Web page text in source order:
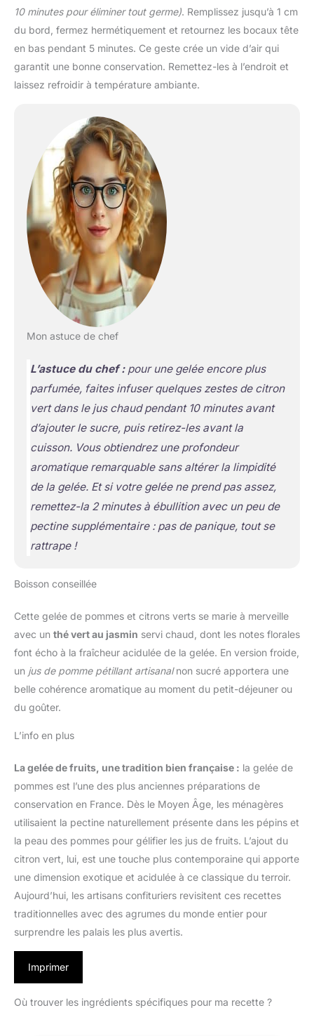
10 minutes pour éliminer tout germe). Remplissez jusqu’à 1 cm
du bord, fermez hermétiquement et retournez les bocaux tête
en bas pendant 5 minutes. Ce geste crée un vide d’air qui
garantit une bonne conservation. Remettez-les à l’endroit et
laissez refroidir à température ambiante.
Mon astuce de chef
L’astuce du chef :pour une gelée encore plus
parfumée, faites infuser quelques zestes de citron
vertdans le jus chaud pendant 10 minutes avant
d’ajouter le sucre, puis retirez-les avant la
cuisson. Vous obtiendrez une profondeur
aromatique remarquable sans altérer la limpidité
de la gelée. Et si votre gelée ne prend pas assez,
remettez-la 2 minutes à ébullition avec un peu de
pectine supplémentaire : pas de panique, tout se
rattrape !
Boisson conseillée
Cette gelée de pommes et citrons verts se marie à merveille
avec un thé vert au jasmin servi chaud, dont les notes florales
font écho à la fraîcheur acidulée de la gelée. En version froide,
un jus de pomme pétillant artisanalnon sucré apportera une
belle cohérence aromatique au moment du petit-déjeuner ou
du goûter.
L’info en plus
La gelée de fruits, une tradition bien française : la gelée de
pommes est l’une des plus anciennes préparations de
conservation en France. Dès le Moyen Âge, les ménagères
utilisaient la pectine naturellement présente dans les pépins et
la peau des pommes pour gélifier les jus de fruits. L’ajout du
citron vert, lui, est une touche plus contemporaine qui apporte
une dimension exotique et acidulée à ce classique du terroir.
Aujourd’hui, les artisans confituriers revisitent ces recettes
traditionnelles avec des agrumes du monde entier pour
surprendre les palais les plus avertis.
Imprimer
Où trouver les ingrédients spécifiques pour ma recette ?